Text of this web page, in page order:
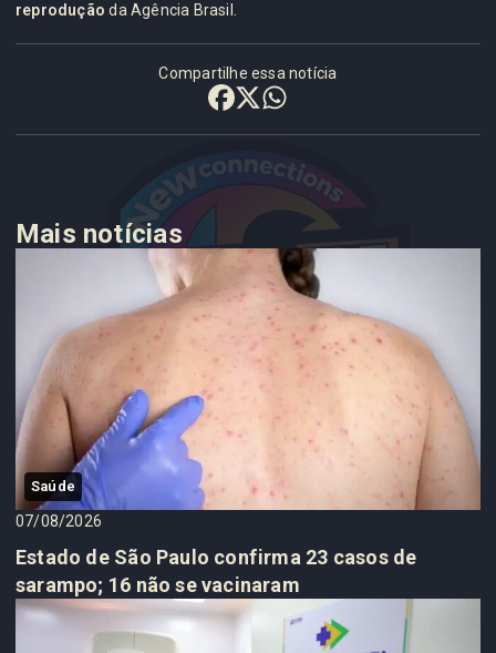
reprodução da Agência Brasil.
Compartilhe essa notícia
Mais notícias
Saúde
07/08/2026
Estado de São Paulo confirma 23 casos de
sarampo; 16 não se vacinaram